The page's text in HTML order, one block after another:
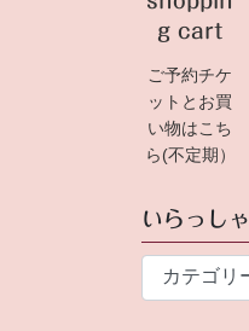
g cart
ご予約チケ
ットとお買
い物はこち
ら(不定期）
いらっし
ら